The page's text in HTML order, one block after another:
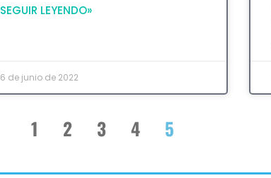
SEGUIR LEYENDO»
6 de junio de 2022
1 2 3 4 5